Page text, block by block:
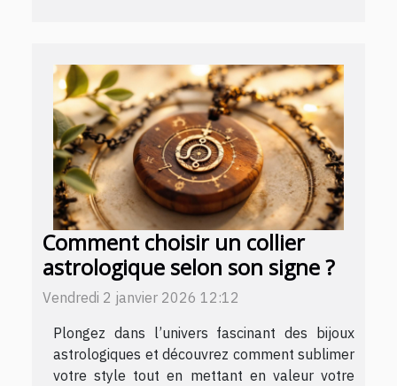
Comment choisir un collier
astrologique selon son signe ?
Vendredi 2 janvier 2026 12:12
Plongez dans l’univers fascinant des bijoux
astrologiques et découvrez comment sublimer
votre style tout en mettant en valeur votre